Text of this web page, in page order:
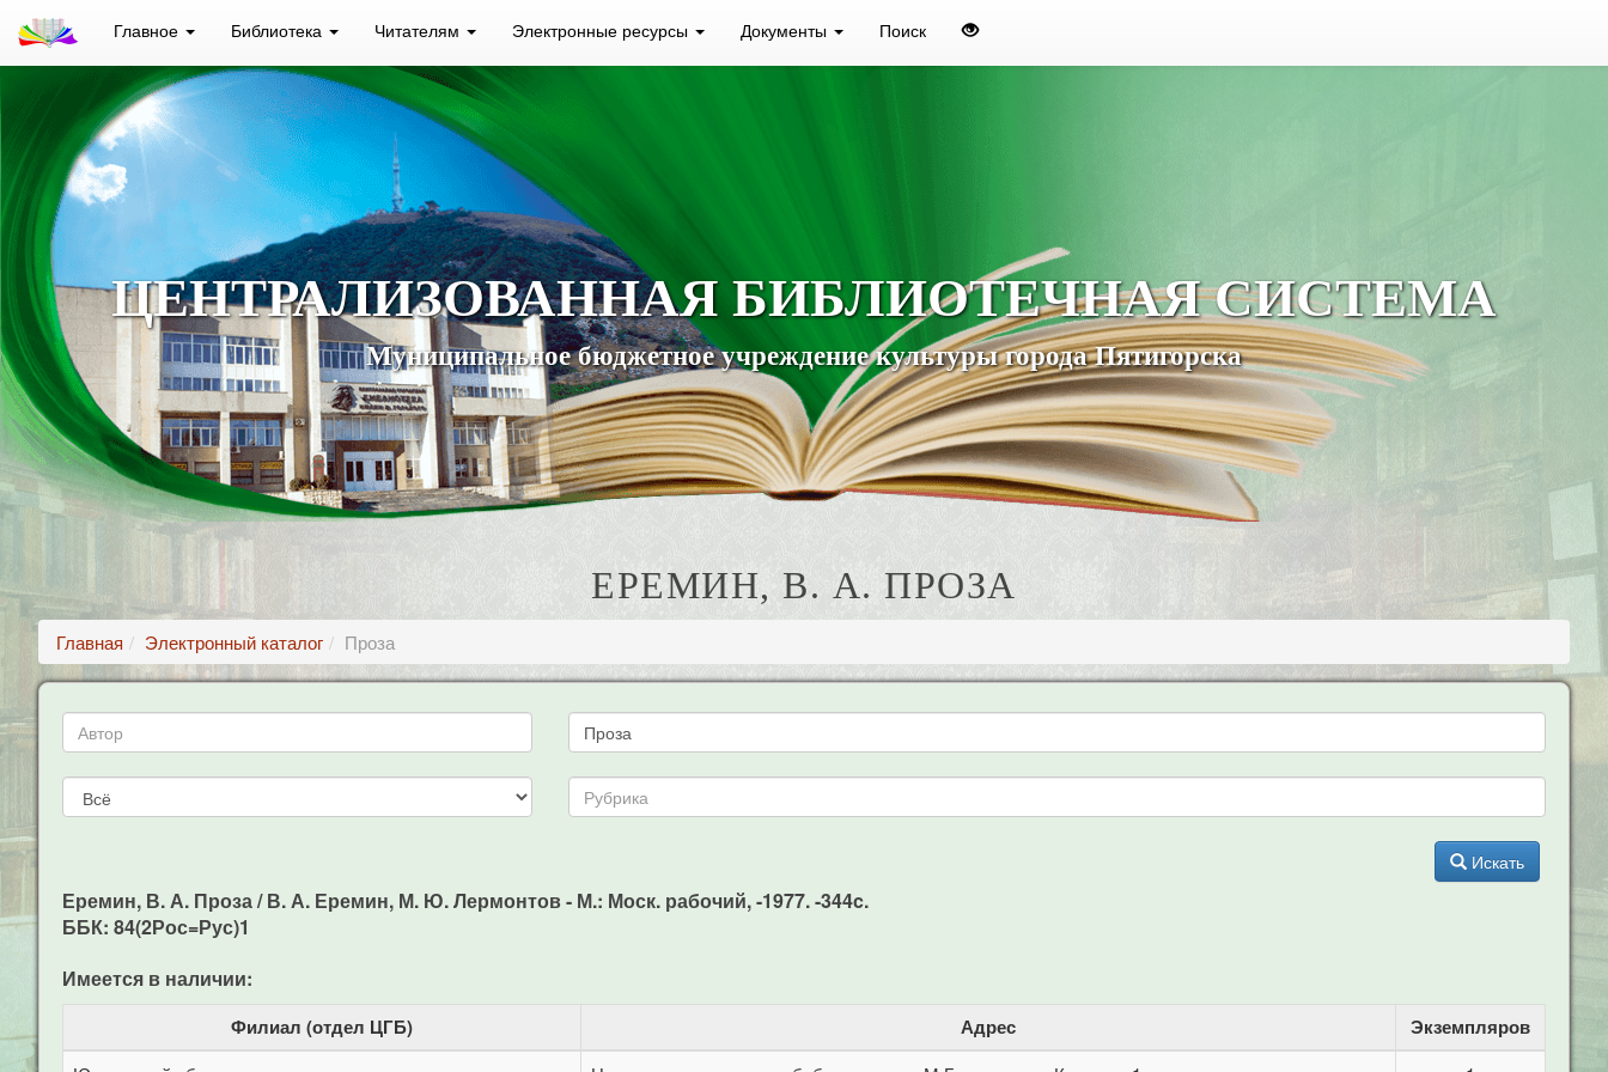
Главное Библиотека Читателям Электронные ресурсы Документы Поиск
ЦЕНТРАЛИЗОВАННАЯ БИБЛИОТЕЧНАЯ СИСТЕМА
Муниципальное бюджетное учреждение культуры города Пятигорска
ЕРЕМИН, В. А. ПРОЗА
Главная Электронный каталог Проза
Искать
Еремин, В. А. Проза / В. А. Еремин, М. Ю. Лермонтов - М.: Моск. рабочий, -1977. -344c.
ББК: 84(2Рос=Рус)1
Имеется в наличии:
Филиал (отдел ЦГБ) Адрес Экземпляров